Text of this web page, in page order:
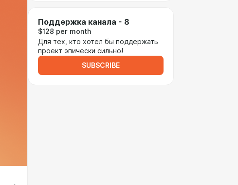
Поддержка канала - 8
$128 per month
Для тех, кто хотел бы поддержать
проект эпически сильно!
SUBSCRIBE